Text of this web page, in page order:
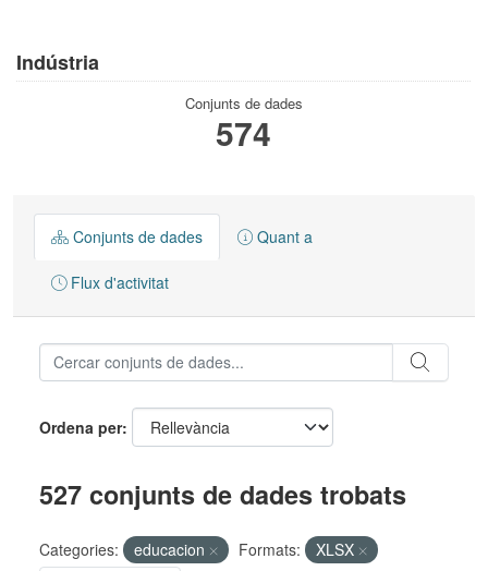
Indústria
Conjunts de dades
574
Conjunts de dades Quant a
Flux d'activitat
Ordena per
527 conjunts de dades trobats
Categories: educacion Formats:
XLSX